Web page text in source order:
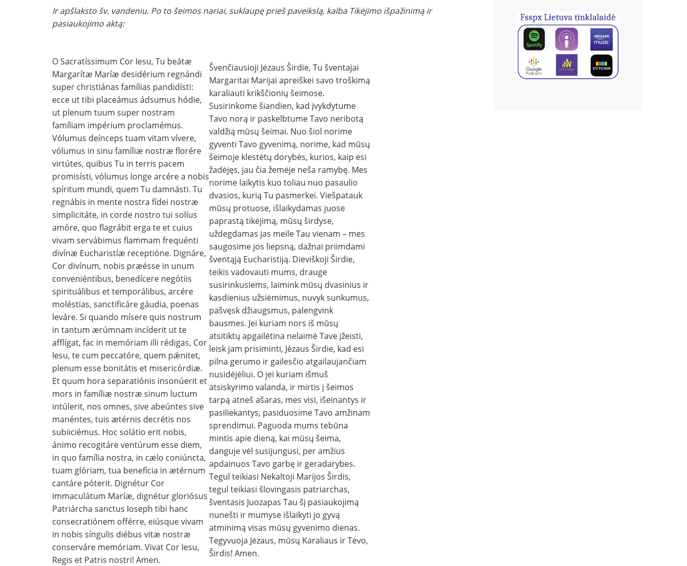
Ir apšlaksto šv. vandeniu. Po to šeimos nariai, suklaupę prieš paveikslą, kalba Tikėjimo išpažinimą ir
pasiaukojimo aktą:
O Sacratíssimum Cor Iesu, Tu beátæ
Margarítæ Maríæ desidérium regnándi
super christiánas famílias pandidísti:
ecce ut tibi placeámus ádsumus hódie,
ut plenum tuum super nostram
famíliam impérium proclamémus.
Vólumus deínceps tuam vitam vívere,
vólumus in sinu famíliæ nostræ florére
virtútes, quibus Tu in terris pacem
promisísti, vólumus longe arcére a nobis
spíritum mundi, quem Tu damnásti. Tu
regnábis in mente nostra fídei nostræ
simplicitáte, in corde nostro tui solíus
amóre, quo flagrábit erga te et cuius
vivam servábimus flammam frequénti
divínæ Eucharistíæ receptióne. Dignáre,
Cor divínum, nobis præésse in unum
conveniéntibus, benedícere negótiis
spirituálibus et temporálibus, arcére
moléstias, sanctificáre gáudia, poenas
leváre. Si quando mísere quis nostrum
in tantum ærúmnam incíderit ut te
afflígat, fac in memóriam illi rédigas, Cor
Iesu, te cum peccatóre, quem pǽnitet,
plenum esse bonitátis et misericórdiæ.
Et quum hora separatiónis insonúerit et
mors in famíliæ nostræ sinum luctum
intúlerit, nos omnes, sive abeúntes sive
manéntes, tuis ætérnis decrétis nos
subiiciémus. Hoc solátio erit nobis,
ánimo recogitáre ventúrum esse diem,
in quo família nostra, in cælo coniúncta,
tuam glóriam, tua benefícia in ætérnum
cantáre póterit. Dignétur Cor
immaculátum Maríæ, dignétur gloriósus
Patriárcha sanctus Ioseph tibi hanc
consecratiónem offérre, eiúsque vivam
in nobis síngulis diébus vitæ nostræ
conserváre memóriam. Vivat Cor Iesu,
Regis et Patris nostri! Amen.
Švenčiausioji Jėzaus Širdie, Tu šventajai
Margaritai Marijai apreiškei savo troškimą
karaliauti krikščionių šeimose.
Susirinkome šiandien, kad įvykdytume
Tavo norą ir paskelbtume Tavo neribotą
valdžią mūsų šeimai. Nuo šiol norime
gyventi Tavo gyvenimą, norime, kad mūsų
šeimoje klestėtų dorybės, kurios, kaip esi
žadėjęs, jau čia žemėje neša ramybę. Mes
norime laikytis kuo toliau nuo pasaulio
dvasios, kurią Tu pasmerkei. Viešpatauk
mūsų protuose, išlaikydamas juose
paprastą tikėjimą, mūsų širdyse,
uždegdamas jas meile Tau vienam – mes
saugosime jos liepsną, dažnai priimdami
šventąją Eucharistiją. Dieviškoji Širdie,
teikis vadovauti mums, drauge
susirinkusiems, laimink mūsų dvasinius ir
kasdienius užsiėmimus, nuvyk sunkumus,
pašvęsk džiaugsmus, palengvink
bausmes. Jei kuriam nors iš mūsų
atsitiktų apgailėtina nelaimė Tave įžeisti,
leisk jam prisiminti, Jėzaus Širdie, kad esi
pilna gerumo ir gailesčio atgailaujančiam
nusidėjėliui. O jei kuriam išmuš
atsiskyrimo valanda, ir mirtis į šeimos
tarpą atneš ašaras, mes visi, išeinantys ir
pasiliekantys, pasiduosime Tavo amžinam
sprendimui. Paguoda mums tebūna
mintis apie dieną, kai mūsų šeima,
danguje vėl susijungusi, per amžius
apdainuos Tavo garbę ir geradarybes.
Tegul teikiasi Nekaltoji Marijos Širdis,
tegul teikiasi šlovingasis patriarchas,
šventasis Juozapas Tau šį pasiaukojimą
nunešti ir mumyse išlaikyti jo gyvą
atminimą visas mūsų gyvenimo dienas.
Tegyvuoja Jėzaus, mūsų Karaliaus ir Tėvo,
Širdis! Amen.